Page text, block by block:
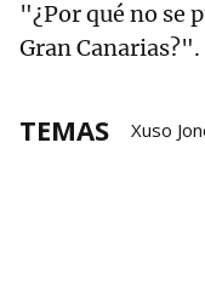
"¿Por qué no se
Gran Canarias?".
TEMAS Xuso